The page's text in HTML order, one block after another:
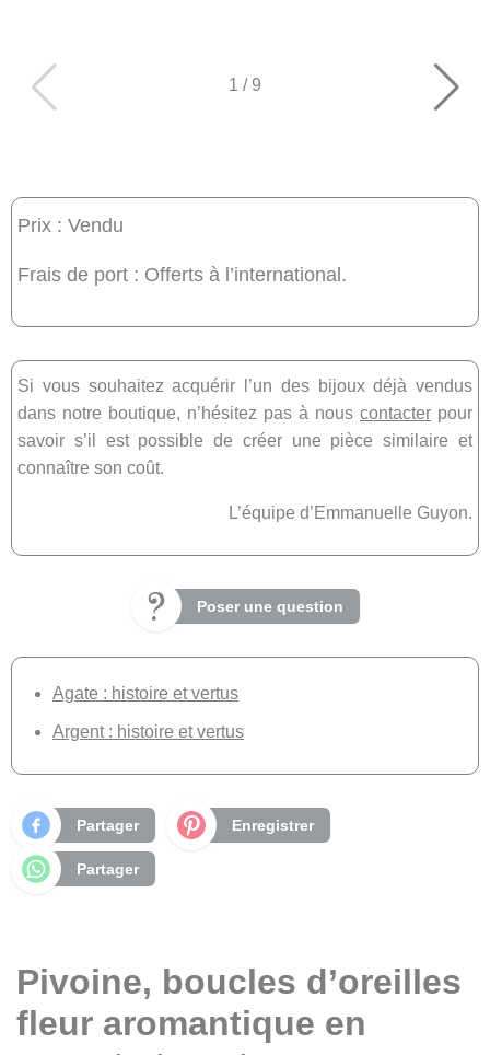
1 / 9
Prix : Vendu
Frais de port : Offerts à l’international.
Si vous souhaitez acquérir l’un des bijoux déjà vendus
dans notre boutique, n’hésitez pas à nous contacter pour
savoir s’il est possible de créer une pièce similaire et
connaître son coût.
L’équipe d’Emmanuelle Guyon.
Poser une question
Agate : histoire et vertus
Argent : histoire et vertus
Partager Enregistrer
Partager
Pivoine, boucles d’oreilles
fleur aromantique en